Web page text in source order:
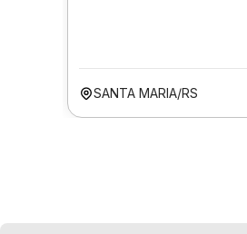
SANTA MARIA/RS